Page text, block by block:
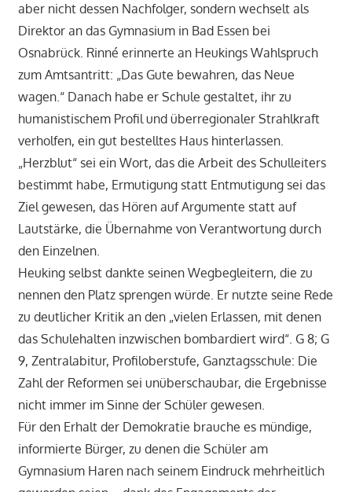
aber nicht dessen Nachfolger, sondern wechselt als
Direktor an das Gymnasium in Bad Essen bei
Osnabrück. Rinné erinnerte an Heukings Wahlspruch
zum Amtsantritt: „Das Gute bewahren, das Neue
wagen.“ Danach habe er Schule gestaltet, ihr zu
humanistischem Profil und überregionaler Strahlkraft
verholfen, ein gut bestelltes Haus hinterlassen.
„Herzblut“ sei ein Wort, das die Arbeit des Schulleiters
bestimmt habe, Ermutigung statt Entmutigung sei das
Ziel gewesen, das Hören auf Argumente statt auf
Lautstärke, die Übernahme von Verantwortung durch
den Einzelnen.
Heuking selbst dankte seinen Wegbegleitern, die zu
nennen den Platz sprengen würde. Er nutzte seine Rede
zu deutlicher Kritik an den „vielen Erlassen, mit denen
das Schulehalten inzwischen bombardiert wird“. G 8; G
9, Zentralabitur, Profiloberstufe, Ganztagsschule: Die
Zahl der Reformen sei unüberschaubar, die Ergebnisse
nicht immer im Sinne der Schüler gewesen.
Für den Erhalt der Demokratie brauche es mündige,
informierte Bürger, zu denen die Schüler am
Gymnasium Haren nach seinem Eindruck mehrheitlich